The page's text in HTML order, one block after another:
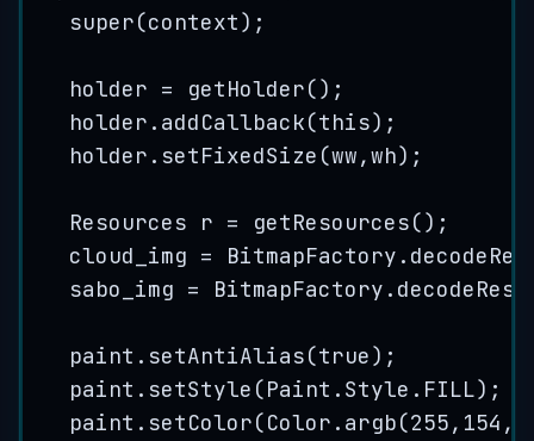
super(context);
holder = getHolder() ;
holder . addCallback(this) ;
holder . setFixedSize (ww,wh) ;
Resources r = getResources() ;
cloud_img = BitmapFactory .
sabo_img = BitmapFactory .
paint . setAntiAlias(true) ;
paint . setStyle (Paint . Style . FILL) ;
paint . setColor(Color . argb(255, 154 ,